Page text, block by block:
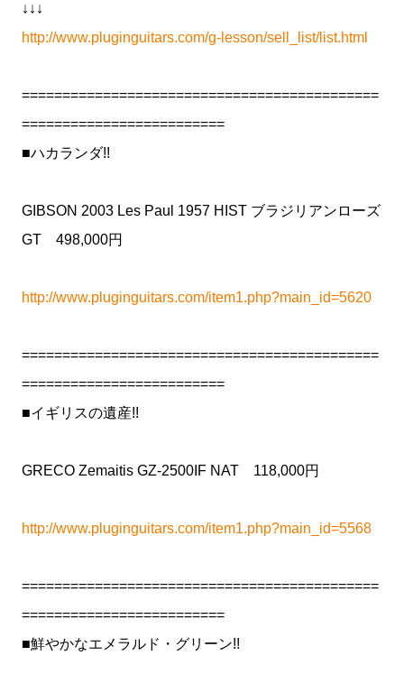
↓↓↓
http://www.pluginguitars.com/g-lesson/sell_list/list.html
============================================
=========================
■ハカランダ!!
GIBSON 2003 Les Paul 1957 HIST ブラジリアンローズ
GT 498,000円
http://www.pluginguitars.com/item1.php?main_id=5620
============================================
=========================
■イギリスの遺産!!
GRECO Zemaitis GZ-2500IF NAT 118,000円
http://www.pluginguitars.com/item1.php?main_id=5568
============================================
=========================
■鮮やかなエメラルド・グリーン!!